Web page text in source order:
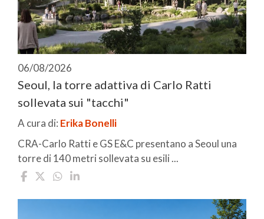
06/08/2026
Seoul, la torre adattiva di Carlo Ratti
sollevata sui "tacchi"
A cura di: Erika Bonelli
CRA-Carlo Ratti e GS E&C presentano a Seoul una
torre di 140 metri sollevata su esili ...